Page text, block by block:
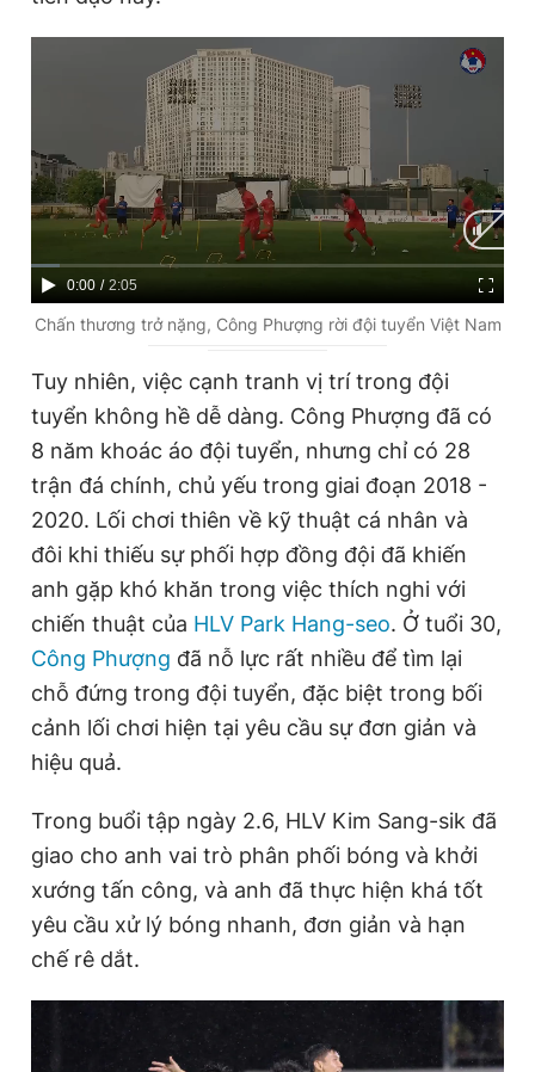
C
u
e
n
m
0:00 / D
u
a
t
i
o
2:05
Chấn thương trở nặng, Công Phượng rời đội tuyển Việt Nam
Tuy nhiên, việc cạnh tranh vị trí trong đội
tuyển không hề dễ dàng. Công Phượng đã có
8 năm khoác áo đội tuyển, nhưng chỉ có 28
trận đá chính, chủ yếu trong giai đoạn 2018 -
2020. Lối chơi thiên về kỹ thuật cá nhân và
đôi khi thiếu sự phối hợp đồng đội đã khiến
anh gặp khó khăn trong việc thích nghi với
chiến thuật của HLV Park Hang-seo. Ở tuổi 30,
Công Phượng đã nỗ lực rất nhiều để tìm lại
chỗ đứng trong đội tuyển, đặc biệt trong bối
cảnh lối chơi hiện tại yêu cầu sự đơn giản và
hiệu quả.
Trong buổi tập ngày 2.6, HLV Kim Sang-sik đã
giao cho anh vai trò phân phối bóng và khởi
xướng tấn công, và anh đã thực hiện khá tốt
yêu cầu xử lý bóng nhanh, đơn giản và hạn
chế rê dắt.